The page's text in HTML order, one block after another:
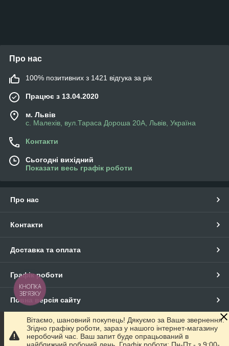
Про нас
100% позитивних з 1421 відгука за рік
Працює з 13.04.2020
м. Львів
с. Малехів, вул.Тараса Дороша 20А, Львів, Україна
Контакти
Сьогодні вихідний
Показати весь графік роботи
Про нас
Контакти
Доставка та оплата
Графік роботи
Повна версія сайту
Сайт створено на маркетплейсіProm.ua
Вітаємо, шановний покупець! Дякуємо за Ваше звернення.
Згідно графіку роботи, зараз у нашого інтернет-магазину
неробочий час. Ваш запит буде опрацьований в
КНОПКА
ЗВ'ЯЗКУ